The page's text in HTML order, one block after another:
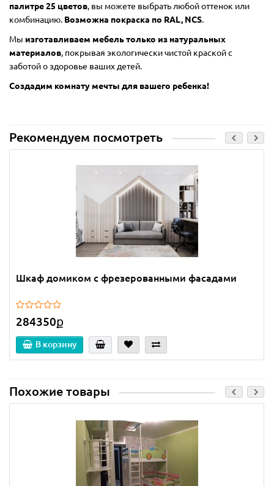
палитре 25 цветов, вы можете выбрать любой оттенок или
комбинацию. Возможна покраска по RAL, NCS.
Мы изготавливаем мебель только из натуральных
материалов, покрывая экологически чистой краской с
заботой о здоровье ваших детей.
Создадим комнату мечты для вашего ребенка!
Рекомендуем посмотреть
Шкаф домиком с фрезерованными фасадами
284350ք
В корзину
Похожие товары